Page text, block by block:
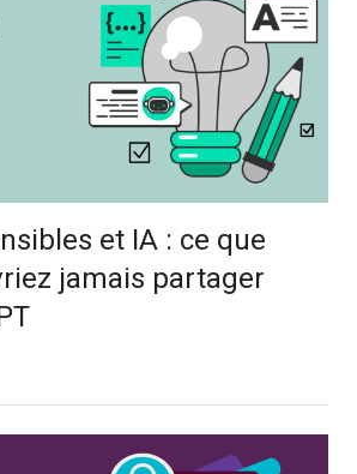
et IA : ce que
jamais partager